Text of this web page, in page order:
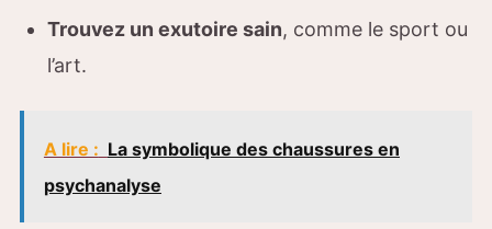
Trouvez un exutoire sain, comme le sport ou
l’art.
A lire : La symbolique des chaussures en
psychanalyse